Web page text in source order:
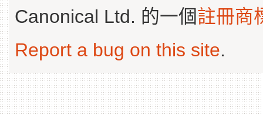
Canonical Ltd. 的一個註冊商
Report a bug on this site.